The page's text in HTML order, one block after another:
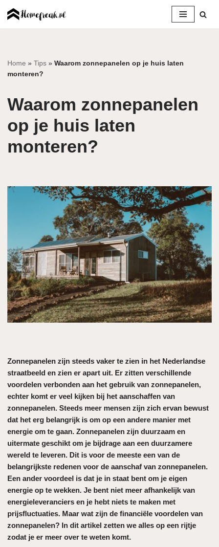
inhoud
Home » Tips » Waarom zonnepanelen op je huis laten
monteren?
Waarom zonnepanelen
op je huis laten
monteren?
Zonnepanelen zijn steeds vaker te zien in het Nederlandse
straatbeeld en zien er apart uit. Er zitten verschillende
voordelen verbonden aan het gebruik van zonnepanelen,
echter komt er veel kijken bij het aanschaffen van
zonnepanelen. Steeds meer mensen zijn zich ervan bewust
dat het erg belangrijk is om op een andere manier met
energie om te gaan. Zonnepanelen zijn duurzaam en
uitermate geschikt om je bijdrage aan een duurzamere
wereld te leveren. Dit is voor de meeste een van de
belangrijkste redenen voor de aanschaf van zonnepanelen.
Een ander voordeel is dat je in staat bent om je eigen
energie op te wekken. Je bent niet meer afhankelijk van
energieleveranciers en je hebt niets te maken met
prijsfluctuaties. Maar wat zijn de financiële voordelen van
zonnepanelen? In dit artikel zetten we alles op een rijtje
zodat je er meer over te weten komt.